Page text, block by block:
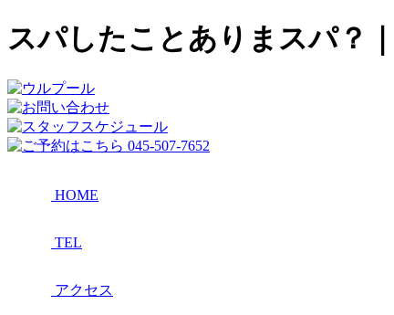
スパしたことありまスパ？
HOME
TEL
アクセス